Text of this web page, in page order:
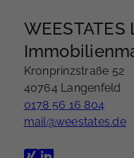
Kronprinzstraße 52
40764 Langenfeld
0178 56 16 804
mail@weestates.de